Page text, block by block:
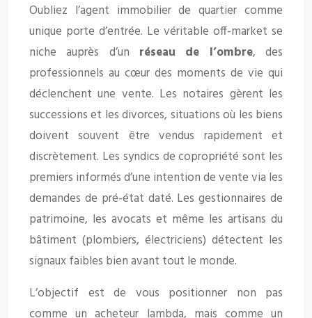
Oubliez l’agent immobilier de quartier comme
unique porte d’entrée. Le véritable off-market se
niche auprès d’un réseau de l’ombre, des
professionnels au cœur des moments de vie qui
déclenchent une vente. Les notaires gèrent les
successions et les divorces, situations où les biens
doivent souvent être vendus rapidement et
discrètement. Les syndics de copropriété sont les
premiers informés d’une intention de vente via les
demandes de pré-état daté. Les gestionnaires de
patrimoine, les avocats et même les artisans du
bâtiment (plombiers, électriciens) détectent les
signaux faibles bien avant tout le monde.
L’objectif est de vous positionner non pas
comme un acheteur lambda, mais comme un